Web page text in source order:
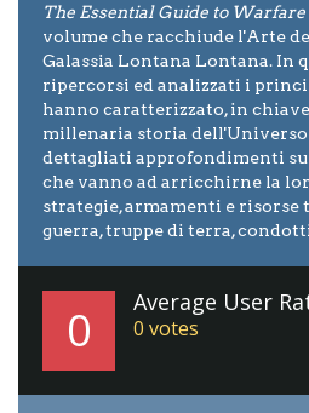
The Essential Guide to Warfare
volume che racchiude l'Arte
Galassia Lontana Lontana. In
ripercorsi ed analizzati i
hanno caratterizzato, in chiave
millenaria storia dell'Universo
dettagliati approfondimenti
che vanno ad arricchirne la
strategie, armamenti e risorse
guerra, truppe di terra,
0 Average User
0 votes